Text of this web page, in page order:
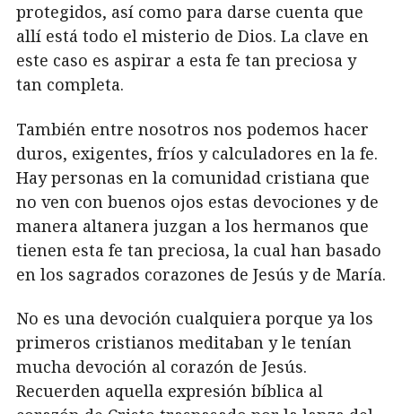
protegidos, así como para darse cuenta que
allí está todo el misterio de Dios. La clave en
este caso es aspirar a esta fe tan preciosa y
tan completa.
También entre nosotros nos podemos hacer
duros, exigentes, fríos y calculadores en la fe.
Hay personas en la comunidad cristiana que
no ven con buenos ojos estas devociones y de
manera altanera juzgan a los hermanos que
tienen esta fe tan preciosa, la cual han basado
en los sagrados corazones de Jesús y de María.
No es una devoción cualquiera porque ya los
primeros cristianos meditaban y le tenían
mucha devoción al corazón de Jesús.
Recuerden aquella expresión bíblica al